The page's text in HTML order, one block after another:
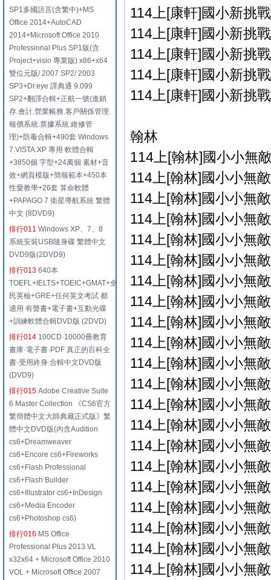
SP1多國語言(含繁中)+MS
Office 2014+AutoCAD
2014+Microsoft Office 2010
Professional Plus SP1版(含
Project+visio 專業版) x86+x64
雙位元版/ 2007 SP2/ 2003
SP3+Dr.eye 譯典通 9.099
SP2+翻譯合輯+正航一號(進銷
存.會計.營業帳務.客戶關係管理.
報價系統.票據系統.維修管
理)+防毒合輯+490套 Windows
7.VISTA.XP 專用 軟體合輯
+3850個 字型+24萬個 素材+音
效+網頁模版+簡報範本+450本
性愛教學+26套 算命軟體
+PAPAGO 7 衛星導航系統 繁體
中文 (8DVD9)
排行011 Windows XP、7、8
系統安裝USB隨身碟 繁體中文
DVD9版(2DVD9)
排行013 640本
TOEFL+IELTS+TOEIC+GMAT+全
民英檢+GRE+任何英文考試 都
適用 有聲書+電子書+互動光碟
+訓練軟體合輯DVD版 (2DVD)
排行014 100CD·10000冊教育
書庫·電子書·PDF 真正的百科全
書·受用終身 合輯中文DVD版
(DVD9)
排行015 Adobe Creative Suite
6 Master Collection 《CS6官方
繁簡體中文大師典藏正式版》繁
體中文DVD版(內含Audition
cs6+Dreamweaver
cs6+Encore cs6+Fireworks
cs6+Flash Professional
cs6+Flash Builder
cs6+Illustrator cs6+InDesign
cs6+Media Encoder
cs6+Photoshop cs6)
排行016 MS Office
Professional Plus 2013 VL
x32x64 + Microsoft Office 2010
VOL + Microsoft Office 2007
114上[康軒]國小新挑
114上[康軒]國小新挑
114上[康軒]國小新挑
114上[康軒]國小新挑
114上[康軒]國小新挑
翰林
114上[翰林]國小小無
114上[翰林]國小小無
114上[翰林]國小小無
114上[翰林]國小小無
114上[翰林]國小小無
114上[翰林]國小小無
114上[翰林]國小小無
114上[翰林]國小小無
114上[翰林]國小小無
114上[翰林]國小小無
114上[翰林]國小小無
114上[翰林]國小小無
114上[翰林]國小小無
114上[翰林]國小小無
114上[翰林]國小小無
114上[翰林]國小小無
114上[翰林]國小小無
114上[翰林]國小小無
114上[翰林]國小小無
114上[翰林]國小小無
114上[翰林]國小小無